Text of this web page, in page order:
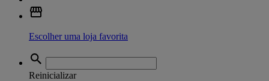
Escolher uma loja favorita
Reinicializar